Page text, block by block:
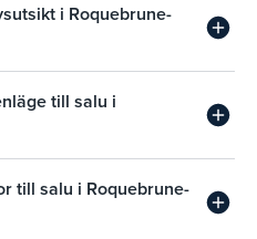
i Roquebrune-
till salu i
till salu i Roquebrune-